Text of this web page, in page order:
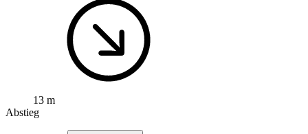
13 m
Abstieg